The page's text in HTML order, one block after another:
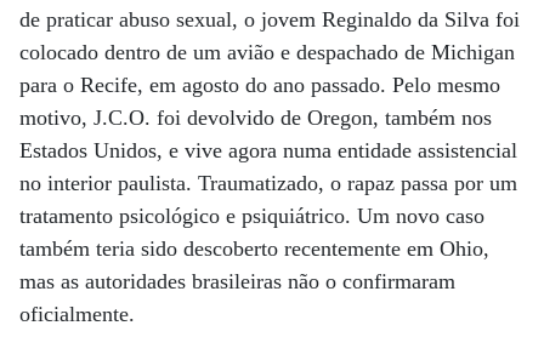
de praticar abuso sexual, o jovem Reginaldo da Silva foi
colocado dentro de um avião e despachado de Michigan
para o Recife, em agosto do ano passado. Pelo mesmo
motivo, J.C.O. foi devolvido de Oregon, também nos
Estados Unidos, e vive agora numa entidade assistencial
no interior paulista. Traumatizado, o rapaz passa por um
tratamento psicológico e psiquiátrico. Um novo caso
também teria sido descoberto recentemente em Ohio,
mas as autoridades brasileiras não o confirmaram
oficialmente.